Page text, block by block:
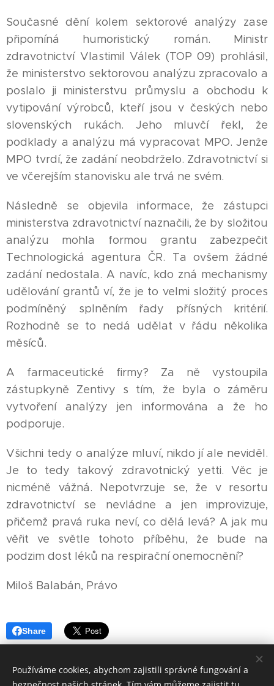
Současné dění kolem sektorové analýzy zase
připomíná humoristický román. Ministr
zdravotnictví Vlastimil Válek (TOP 09) prohlásil,
že ministerstvo sektorovou analýzu zpracovalo a
poslalo ji ministerstvu průmyslu a obchodu k
vytipování výrobců, kteří jsou v českých nebo
slovenských rukách. Jeho mluvčí řekl, že
podklady a analýzu má vypracovat MPO. Jenže
MPO tvrdí, že zadání neobdrželo. Zdravotnictví si
ve včerejším stanovisku ale trvá ne svém.
Následně se objevila informace, že zástupci
ministerstva zdravotnictví naznačili, že by složitou
analýzu mohla formou grantu zabezpečit
Technologická agentura ČR. Ta ovšem žádné
zadání nedostala. A navíc, kdo zná mechanismy
udělování grantů ví, že je to velmi složitý proces
podmíněný splněním řady přísných kritérií.
Rozhodně se to nedá udělat v řádu několika
měsíců.
A farmaceutické firmy? Za ně vystoupila
zástupkyně Zentivy s tím, že byla o záměru
vytvoření analýzy jen informována a že ho
podporuje.
Všichni tedy o analýze mluví, nikdo jí ale neviděl.
Je to tedy takový zdravotnický yetti. Věc je
nicméně vážná. Nepotvrzuje se, že v resortu
zdravotnictví se nevládne a jen improvizuje,
přičemž pravá ruka neví, co dělá levá? A jak mu
věřit ve světle tohoto příběhu, že bude na
podzim dost léků na respirační onemocnění?
Miloš Balabán, Právo
Share
Používáme cookies, abychom zajistili správné fungování a